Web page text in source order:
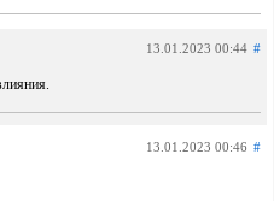
13.01.2023 00:44 #
13.01.2023 00:46 #